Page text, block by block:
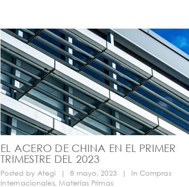
EL ACERO DE CHINA EN EL PRIMER
TRIMESTRE DEL 2023
Posted by Ategi | 8 mayo, 2023 | In Compras
internacionales, Materias Primas